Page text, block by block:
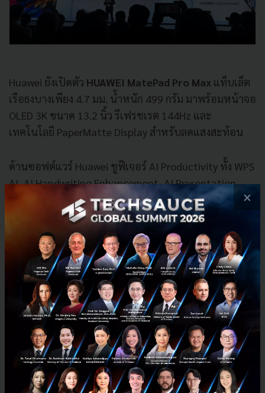
Huawei ยังเปิดตัว HUAWEI MatePad Pro Max แท็บเล็ต
เรือธงบางเพียง 4.7 มม. น้ำหนัก 499 กรัม มาพร้อมหน้าจอ
OLED 3K ขนาด 13.2 นิ้ว รีเฟรชเรต 144Hz และ
เทคโนโลยี PaperMatte Display สำหรับลดแสงสะท้อน
ด้านซอฟต์แวร์ Huawei ชูฟีเจอร์ AI Productivity ทั้ง WPS
AI, AI Handwriting Enhancement, AI Presentation
Generation รวมถึงรองรับ Huawei Glide Keyboard และ
M-Pencil Pro สำหรับสายครีเอเตอร์และการทำงานระดับ
มืออาชีพ
สมาร์ทโฟนแบตเตอรี่ 8,500mAh ที่ใหญ่ที่สุดของ
Huawei
×